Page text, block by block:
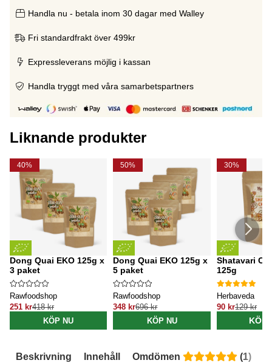
Handla nu - betala inom 30 dagar med Walley
Fri standardfrakt över 499kr
Expressleverans möjlig i kassan
Handla tryggt med våra samarbetspartners
Liknande produkter
40%
Dong Quai EKO 125g x
3 paket
Rawfoodshop
251 kr418 kr
KÖP NU
50%
Dong Quai EKO 125g x
5 paket
Rawfoodshop
348 kr696 kr
KÖP NU
30%
Shatavari
125g
Herbaveda
90 kr129 kr
KÖP
Beskrivning Innehåll Omdömen (1)